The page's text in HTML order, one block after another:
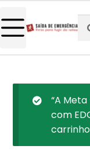
“A
com